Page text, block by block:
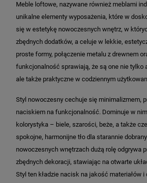
Meble loftowe, nazywane również meblami
unikalne elementy wyposażenia, które w
się w estetykę nowoczesnych wnętrz, w
zbędnych dodatków, a celuje w lekkie,
proste formy, połączenie metalu z drewnem
funkcjonalność sprawiają, że są one nie tylko
ale także praktyczne w codziennym
Styl nowoczesny cechuje się minimalizmem,
naciskiem na funkcjonalność. Dominuje w
kolorystyka – biele, szarości, beże, a także
spokojne, harmonijne tło dla starannie
nowoczesnych wnętrzach dużą rolę odgrywa
zbędnych dekoracji, stawiając na otwarte
Styl ten kładzie nacisk na jakość materiałów i